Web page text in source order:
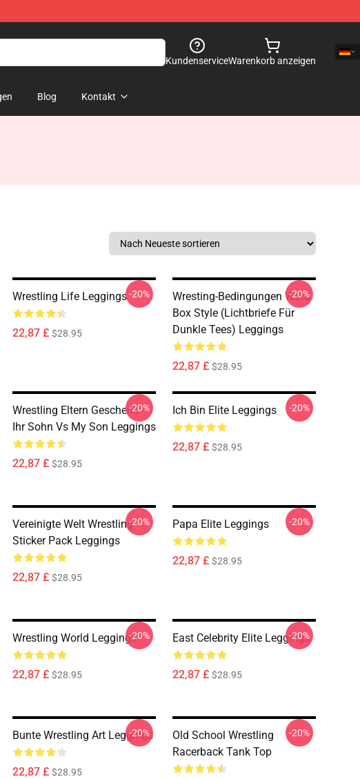
KundenserviceWarenkorb anzeigen
Blog Kontakt
Wrestling Life Leggings
22,87 £ $28.95
-20%
Wresting-Bedingungen Word
Box Style (Lichtbriefe Für
Dunkle Tees) Leggings
22,87 £ $28.95
-20%
Wrestling Eltern Geschenk -
Ihr Sohn Vs My Son Leggings
22,87 £ $28.95
-20% Ich Bin Elite Leggings
22,87 £ $28.95
-20%
Vereinigte Welt Wrestling
Sticker Pack Leggings
22,87 £ $28.95
-20% Papa Elite Leggings
22,87 £ $28.95
-20%
Wrestling World Leggings
22,87 £ $28.95
-20% East Celebrity Elite Leggings
22,87 £ $28.95
-20%
Bunte Wrestling Art Leggings
22,87 £ $28.95
-20%
Old School Wrestling
Racerback Tank Top
-20%